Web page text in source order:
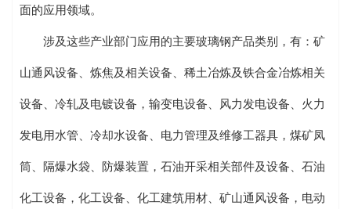
面的应用领域。
涉及这些产业部门应用的主要玻璃钢产品类别，有：矿
山通风设备、炼焦及相关设备、稀土冶炼及铁合金冶炼相关
设备、冷轧及电镀设备，输变电设备、风力发电设备、火力
发电用水管、冷却水设备、电力管理及维修工器具，煤矿凤
筒、隔爆水袋、防爆装置，石油开采相关部件及设备、石油
化工设备，化工设备、化工建筑用材、矿山通风设备，电动